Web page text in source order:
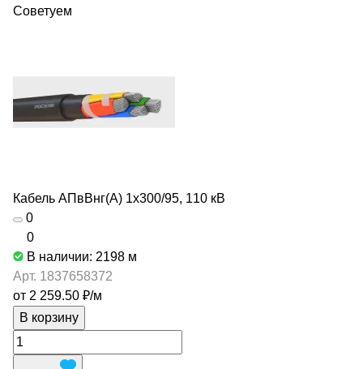
Советуем
Кабель АПвВнг(А) 1х300/95, 110 кВ
0
0
В наличии: 2198 м
Арт. 1837658372
от 2 259.50 ₽/м
В корзину